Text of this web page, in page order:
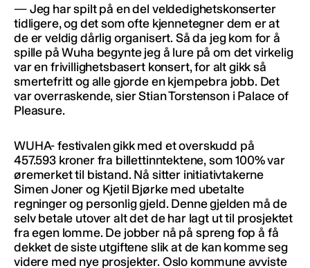
— Jeg har spilt på en del veldedighetskonserter
tidligere, og det som ofte kjennetegner dem er at
de er veldig dårlig organisert. Så da jeg kom for å
spille på Wuha begynte jeg å lure på om det virkelig
var en frivillighetsbasert konsert, for alt gikk så
smertefritt og alle gjorde en kjempebra jobb. Det
var overraskende, sier Stian Torstenson i Palace of
Pleasure.
WUHA- festivalen gikk med et overskudd på
457.593 kroner fra billettinntektene, som 100% var
øremerket til bistand. Nå sitter initiativtakerne
Simen Joner og Kjetil Bjørke med ubetalte
regninger og personlig gjeld. Denne gjelden må de
selv betale utover alt det de har lagt ut til prosjektet
fra egen lomme. De jobber nå på spreng fop å få
dekket de siste utgiftene slik at de kan komme seg
videre med nye prosjekter. Oslo kommune avviste